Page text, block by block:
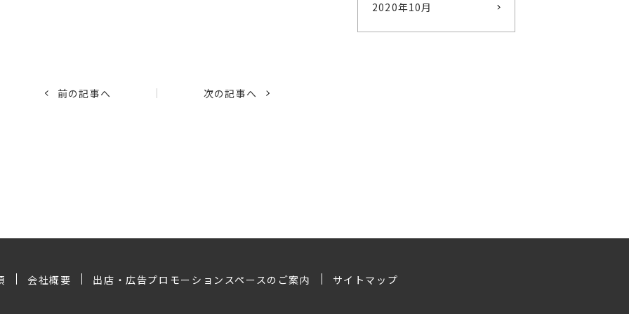
2020年10月
前の記事へ 次の記事へ
会社概要 出店・広告プロモーションスペースのご案内 サイトマップ